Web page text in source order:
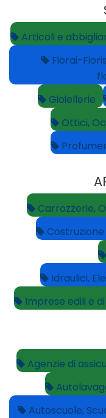
Articoli e
Fiorai-
Gioiellerie
Ottici,
Carrozzerie,
Costruzione
Idraulici,
Imprese edili e
Agenzie di
Autoscuole,